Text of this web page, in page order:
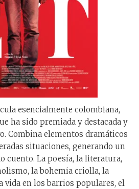
esencialmente colombiana,
ha sido premiada y destacada y
Combina elementos dramáticos
situaciones, generando un
cuento. La poesía, la literatura,
la bohemia criolla, la
vida en los barrios populares, el